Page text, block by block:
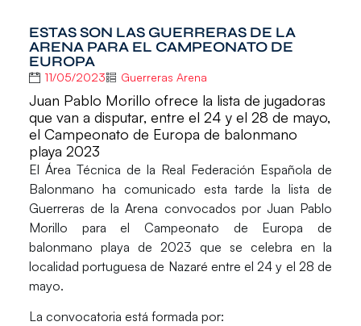
ESTAS SON LAS GUERRERAS DE LA
ARENA PARA EL CAMPEONATO DE
EUROPA
11/05/2023 Guerreras Arena
Juan Pablo Morillo ofrece la lista de jugadoras
que van a disputar, entre el 24 y el 28 de mayo,
el Campeonato de Europa de balonmano
playa 2023
El Área Técnica de la Real Federación Española de
Balonmano ha comunicado esta tarde la lista de
Guerreras de la Arena convocados por Juan Pablo
Morillo para el Campeonato de Europa de
balonmano playa de 2023 que se celebra en la
localidad portuguesa de Nazaré entre el 24 y el 28 de
mayo.
La convocatoria está formada por: